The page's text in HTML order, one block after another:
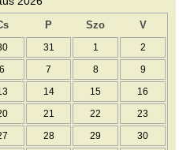
P Szo V
31 1 2
6 7 8 9
14 15 16
21 22 23
28 29 30